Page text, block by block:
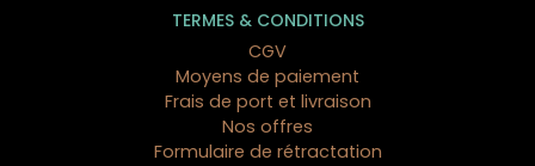
TERMES & CONDITIONS
CGV
Moyens de paiement
Frais de port et livraison
Nos offres
Formulaire de rétractation